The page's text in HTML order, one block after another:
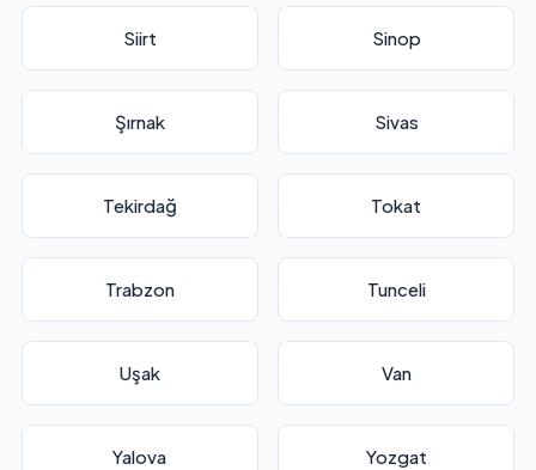
Siirt Sinop
Şırnak Sivas
Tekirdağ Tokat
Trabzon Tunceli
Uşak Van
Yalova Yozgat